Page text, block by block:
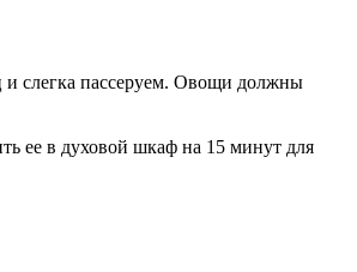
и слегка пассеруем. Овощи должны
ее в духовой шкаф на 15 минут для